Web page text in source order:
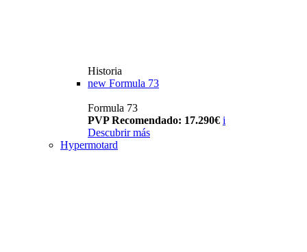
Historia
new Formula 73
Formula 73
PVP Recomendado: 17.290€ i
Descubrir más
Hypermotard